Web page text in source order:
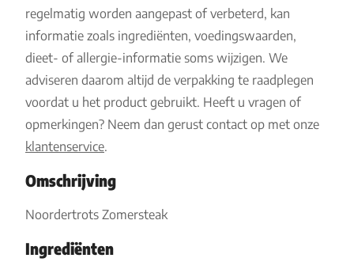
regelmatig worden aangepast of verbeterd, kan
informatie zoals ingrediënten, voedingswaarden,
dieet- of allergie-informatie soms wijzigen. We
adviseren daarom altijd de verpakking te raadplegen
voordat u het product gebruikt. Heeft u vragen of
opmerkingen? Neem dan gerust contact op met onze
klantenservice.
Omschrijving
Noordertrots Zomersteak
Ingrediënten